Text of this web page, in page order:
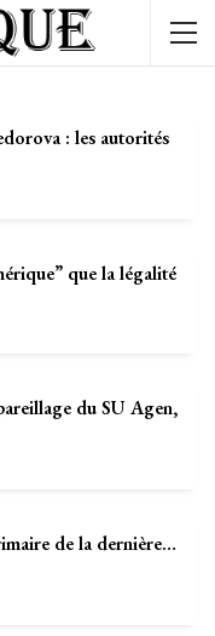
: les autorités
que la légalité
du SU Agen,
de la dernière…